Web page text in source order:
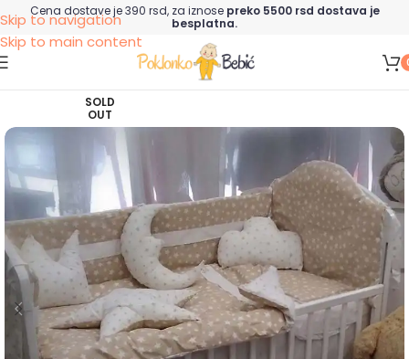
Skip to navigation
Skip to main content
Cena dostave je 390 rsd, za iznose preko 5500 rsd dostava je
besplatna.
SOLD
OUT